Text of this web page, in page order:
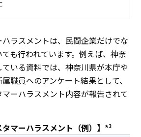
ラスメントは、民間企業だけでな
も行われています。例えば、神奈
いる資料では、神奈川県が本庁や
職員へのアンケート結果として、
ーハラスメント内容が報告されて
タマーハラスメント（例）】*3